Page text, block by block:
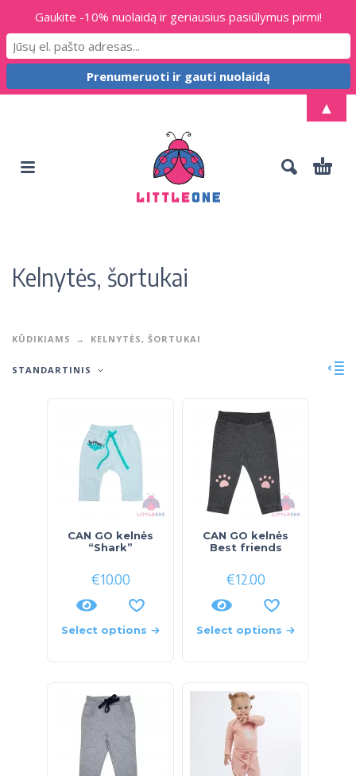
Kelnytės, šortukai
KŪDIKIAMS KELNYTĖS, ŠORTUKAI
STANDARTINIS
CAN GO kelnės
“Shark”
€10.00
Select options
CAN GO kelnės
Best friends
€12.00
Select options
Gaukite -10% nuolaidą ir geriausius pasiūlymus pirmi!
▲